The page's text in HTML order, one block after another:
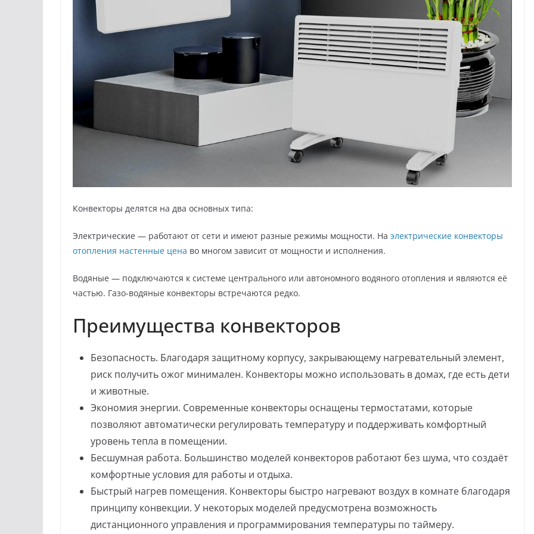
Конвекторы делятся на два основных типа:
Электрические — работают от сети и имеют разные режимы мощности. На электрические конвекторы
отопления настенные цена во многом зависит от мощности и исполнения.
Водяные — подключаются к системе центрального или автономного водяного отопления и являются её
частью. Газо-водяные конвекторы встречаются редко.
Преимущества конвекторов
Безопасность. Благодаря защитному корпусу, закрывающему нагревательный элемент,
риск получить ожог минимален. Конвекторы можно использовать в домах, где есть дети
и животные.
Экономия энергии. Современные конвекторы оснащены термостатами, которые
позволяют автоматически регулировать температуру и поддерживать комфортный
уровень тепла в помещении.
Бесшумная работа. Большинство моделей конвекторов работают без шума, что создаёт
комфортные условия для работы и отдыха.
Быстрый нагрев помещения. Конвекторы быстро нагревают воздух в комнате благодаря
принципу конвекции. У некоторых моделей предусмотрена возможность
дистанционного управления и программирования температуры по таймеру.